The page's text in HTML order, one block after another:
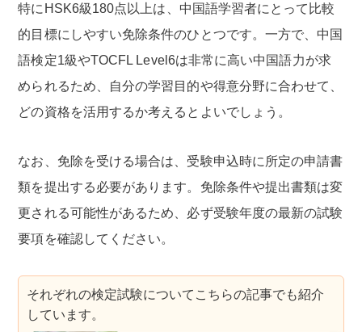
特にHSK6級180点以上は、中国語学習者にとって比較
的目標にしやすい免除条件のひとつです。一方で、中国
語検定1級やTOCFL Level6は非常に高い中国語力が求
められるため、自分の学習目的や得意分野に合わせて、
どの資格を活用するか考えるとよいでしょう。
なお、免除を受ける場合は、受験申込時に所定の申請書
類を提出する必要があります。免除条件や提出書類は変
更される可能性があるため、必ず受験年度の最新の試験
要項を確認してください。
それぞれの検定試験についてこちらの記事でも紹介
しています。